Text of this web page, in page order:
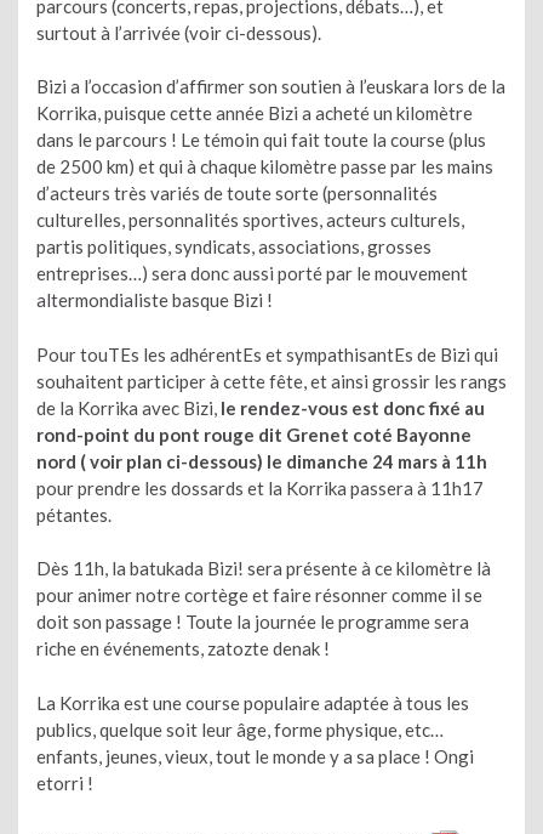
parcours (concerts, repas, projections, débats…), et
surtout à l’arrivée (voir ci-dessous).
Bizi a l’occasion d’affirmer son soutien à l’euskara lors de la
Korrika, puisque cette année Bizi a acheté un kilomètre
dans le parcours ! Le témoin qui fait toute la course (plus
de 2500 km) et qui à chaque kilomètre passe par les mains
d’acteurs très variés de toute sorte (personnalités
culturelles, personnalités sportives, acteurs culturels,
partis politiques, syndicats, associations, grosses
entreprises…) sera donc aussi porté par le mouvement
altermondialiste basque Bizi !
Pour touTEs les adhérentEs et sympathisantEs de Bizi qui
souhaitent participer à cette fête, et ainsi grossir les rangs
de la Korrika avec Bizi, le rendez-vous est donc fixé au
rond-point du pont rouge dit Grenet coté Bayonne
nord ( voir plan ci-dessous) le dimanche 24 mars à 11h
pour prendre les dossards et la Korrika passera à 11h17
pétantes.
Dès 11h, la batukada Bizi! sera présente à ce kilomètre là
pour animer notre cortège et faire résonner comme il se
doit son passage ! Toute la journée le programme sera
riche en événements, zatozte denak !
La Korrika est une course populaire adaptée à tous les
publics, quelque soit leur âge, forme physique, etc…
enfants, jeunes, vieux, tout le monde y a sa place ! Ongi
etorri !